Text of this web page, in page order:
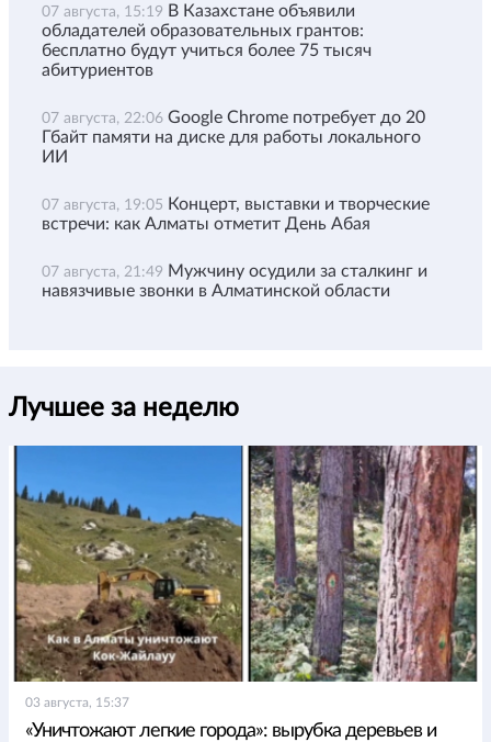
07 августа, 15:19 В Казахстане объявили
обладателей образовательных грантов:
бесплатно будут учиться более 75 тысяч
абитуриентов
07 августа, 22:06 Google Chrome потребует до 20
Гбайт памяти на диске для работы локального
ИИ
07 августа, 19:05 Концерт, выставки и творческие
встречи: как Алматы отметит День Абая
07 августа, 21:49 Мужчину осудили за сталкинг и
навязчивые звонки в Алматинской области
Лучшее за неделю
03 августа, 15:37
«Уничтожают легкие города»: вырубка деревьев и